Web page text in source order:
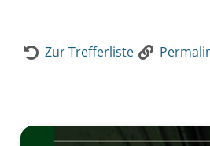
Zur Trefferliste